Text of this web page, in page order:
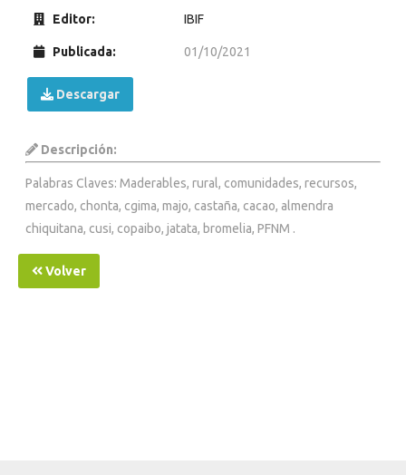
Editor: IBIF
Publicada: 01/10/2021
Descargar
Descripción:
Palabras Claves: Maderables, rural, comunidades, recursos,
mercado, chonta, cgima, majo, castaña, cacao, almendra
chiquitana, cusi, copaibo, jatata, bromelia, PFNM .
Volver